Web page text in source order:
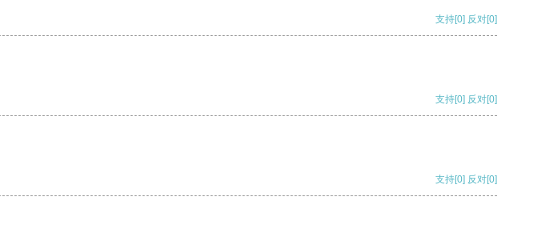
支持[0] 反对[0]
支持[0] 反对[0]
支持[0] 反对[0]